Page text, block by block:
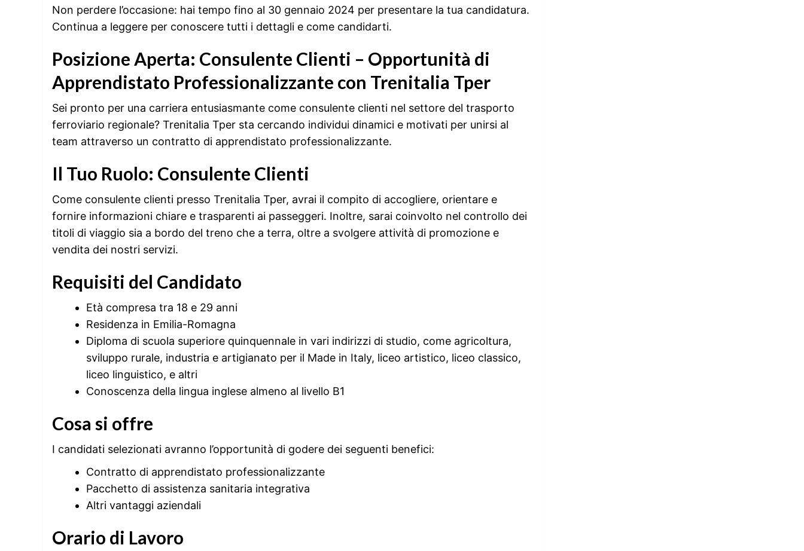
Non perdere l’occasione: hai tempo fino al 30 gennaio 2024 per presentare la tua candidatura.
Continua a leggere per conoscere tutti i dettagli e come candidarti.
Posizione Aperta: Consulente Clienti – Opportunità di
Apprendistato Professionalizzante con Trenitalia Tper
Sei pronto per una carriera entusiasmante come consulente clienti nel settore del trasporto
ferroviario regionale? Trenitalia Tper sta cercando individui dinamici e motivati per unirsi al
team attraverso un contratto di apprendistato professionalizzante.
Il Tuo Ruolo: Consulente Clienti
Come consulente clienti presso Trenitalia Tper, avrai il compito di accogliere, orientare e
fornire informazioni chiare e trasparenti ai passeggeri. Inoltre, sarai coinvolto nel controllo dei
titoli di viaggio sia a bordo del treno che a terra, oltre a svolgere attività di promozione e
vendita dei nostri servizi.
Requisiti del Candidato
Età compresa tra 18 e 29 anni
Residenza in Emilia-Romagna
Diploma di scuola superiore quinquennale in vari indirizzi di studio, come agricoltura,
sviluppo rurale, industria e artigianato per il Made in Italy, liceo artistico, liceo classico,
liceo linguistico, e altri
Conoscenza della lingua inglese almeno al livello B1
Cosa si offre
I candidati selezionati avranno l’opportunità di godere dei seguenti benefici:
Contratto di apprendistato professionalizzante
Pacchetto di assistenza sanitaria integrativa
Altri vantaggi aziendali
Orario di Lavoro